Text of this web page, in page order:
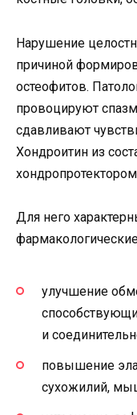
Нарушение
причиной
остеофитов.
провоцируют
сдавливают
Хондроитин из
Для него
улучшение
и
повышение
сухожилий,